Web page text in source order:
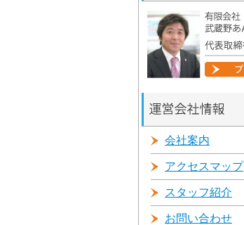
会社案内
アクセスマップ
スタッフ紹介
お問い合わせ